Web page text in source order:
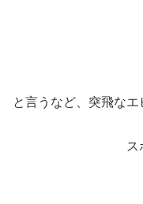
と言うなど、突飛なエ
ス